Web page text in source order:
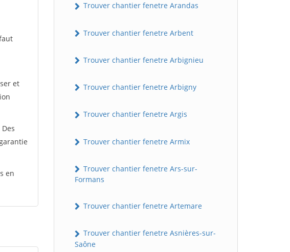
et
en
Trouver chantier fenetre Arandas
Trouver chantier fenetre Arbent
Trouver chantier fenetre Arbignieu
Trouver chantier fenetre Arbigny
Trouver chantier fenetre Argis
Trouver chantier fenetre Armix
Trouver chantier fenetre Ars-sur-
Formans
Trouver chantier fenetre Artemare
Trouver chantier fenetre Asnières-sur-
Saône